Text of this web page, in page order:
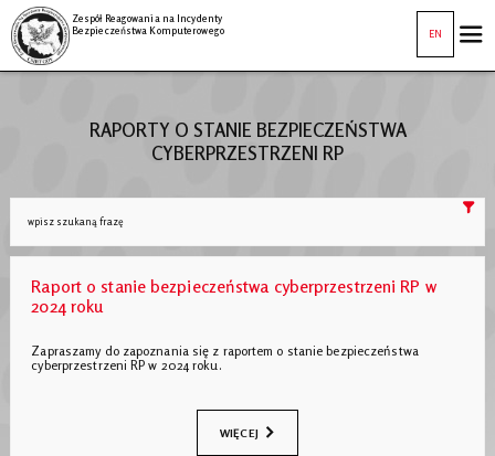
Zespół Reagowania na Incydenty
Bezpieczeństwa Komputerowego
EN
RAPORTY O STANIE BEZPIECZEŃSTWA
CYBERPRZESTRZENI RP
Raport o stanie bezpieczeństwa cyberprzestrzeni RP w
2024 roku
Zapraszamy do zapoznania się z raportem o stanie bezpieczeństwa
cyberprzestrzeni RP w 2024 roku.
WIĘCEJ